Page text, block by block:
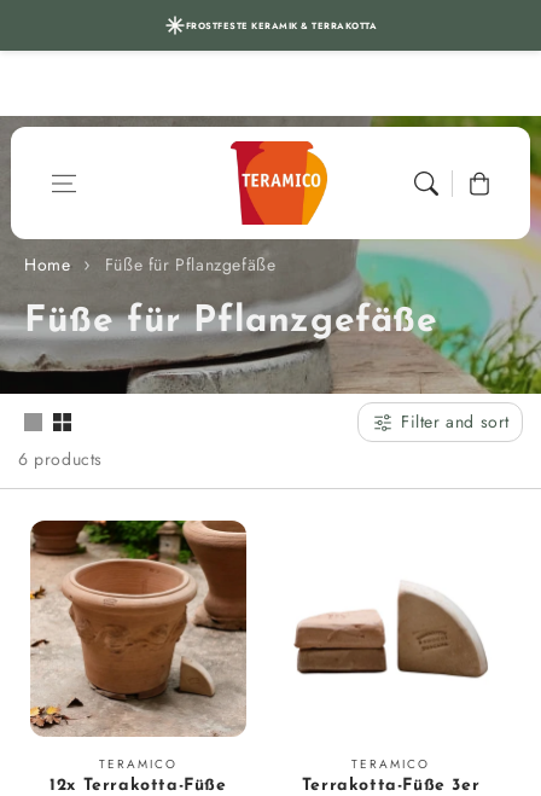
FROSTFESTE KERAMIK & TERRAKOTTA
Cart
Home Füße für Pflanzgefäße
C
o
l
l
c
t
i
o
n
Füße für Pflanzgefäße
Filter and sort
6 products
Vendor:
TERAMICO
12x Terrakotta-Füße
Vendor:
TERAMICO
Terrakotta-Füße 3er